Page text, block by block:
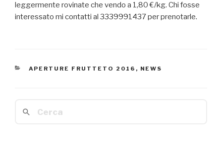
leggermente rovinate che vendo a 1,80 €/kg. Chi fosse
interessato mi contatti al 3339991437 per prenotarle.
CATEGORIE
APERTURE FRUTTETO 2016 , NEWS